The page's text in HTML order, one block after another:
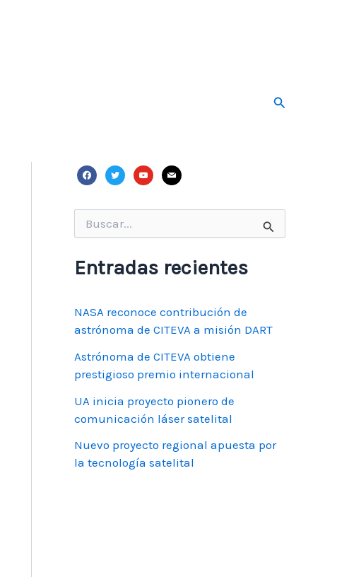
Buscar
facebook
twitteryoutube
mail
por:
Entradas recientes
NASA reconoce contribución de
astrónoma de CITEVA a misión DART
Astrónoma de CITEVA obtiene
prestigioso premio internacional
UA inicia proyecto pionero de
comunicación láser satelital
Nuevo proyecto regional apuesta por
la tecnología satelital